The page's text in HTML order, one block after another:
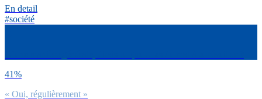
En detail
#société
41%
« Oui, régulièrement »